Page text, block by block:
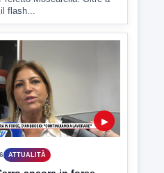
alla Cultura di